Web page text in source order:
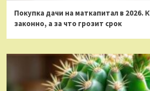
Покупка дачи на маткапитал в 2026.
законно, а за что грозит срок